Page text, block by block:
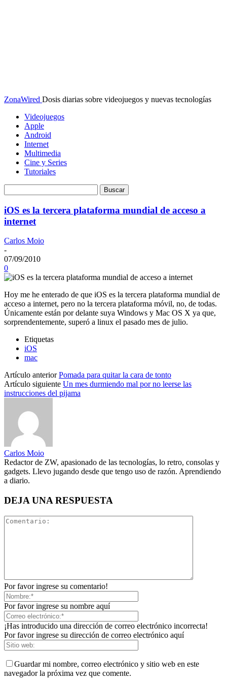
ZonaWired Dosis diarias sobre videojuegos y nuevas tecnologías
Videojuegos
Apple
Android
Internet
Multimedia
Cine y Series
Tutoriales
iOS es la tercera plataforma mundial de acceso a
internet
Carlos Moio
-
07/09/2010
0
Hoy me he enterado de que iOS es la tercera plataforma mundial de
acceso a internet, pero no la tercera plataforma móvil, no, de todas.
Únicamente están por delante suya Windows y Mac OS X ya que,
sorprendentemente, superó a linux el pasado mes de julio.
Etiquetas
iOS
mac
Artículo anterior Pomada para quitar la cara de tonto
Artículo siguiente Un mes durmiendo mal por no leerse las
instrucciones del pijama
Carlos Moio
Redactor de ZW, apasionado de las tecnologías, lo retro, consolas y
gadgets. Llevo jugando desde que tengo uso de razón. Aprendiendo
a diario.
DEJA UNA RESPUESTA
Por favor ingrese su comentario!
Por favor ingrese su nombre aquí
¡Has introducido una dirección de correo electrónico incorrecta!
Por favor ingrese su dirección de correo electrónico aquí
Guardar mi nombre, correo electrónico y sitio web en este
navegador la próxima vez que comente.